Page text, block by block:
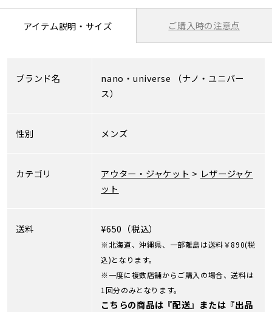
アイテム説明・サイズ ご購入時の注意点
ブランド名 nano・universe （ナノ・ユニバー
ス）
性別 メンズ
カテゴリ アウター・ジャケット > レザージャケ
ット
送料 ¥650（税込）
※北海道、沖縄県、一部離島は送料￥890(税
込)となります。
※一度に複数店舗からご購入の場合、送料は
1回分のみとなります。
こちらの商品は『配送』または『出品